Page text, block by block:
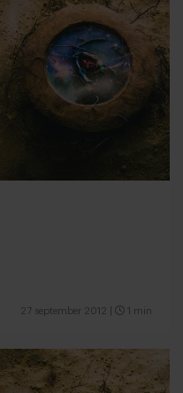
27 september 2012 1 min